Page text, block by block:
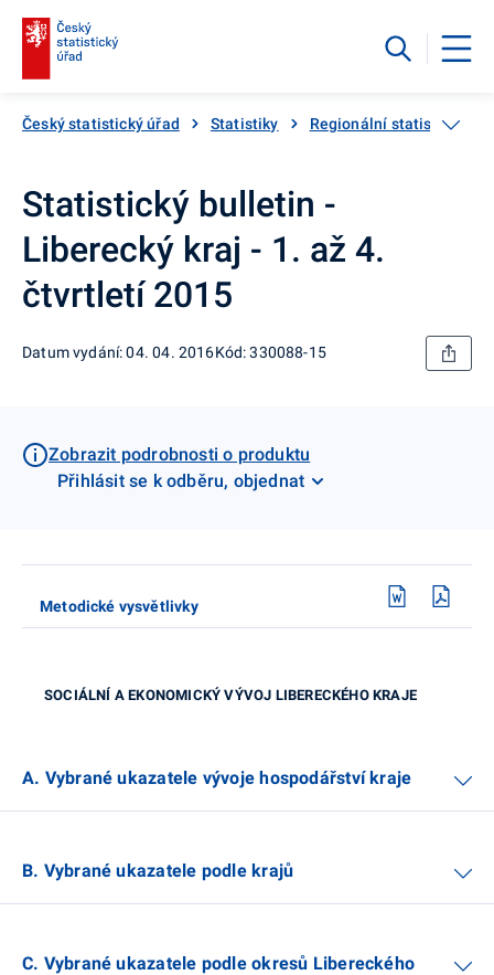
Český statistický úřad Statistiky Regionální statistiky
Statistický bulletin -
Liberecký kraj - 1. až 4.
čtvrtletí 2015
Datum vydání: 04. 04. 2016Kód: 330088-15
Zobrazit podrobnosti o produktu
Přihlásit se k odběru, objednat
Metodické vysvětlivky
SOCIÁLNÍ A EKONOMICKÝ VÝVOJ LIBERECKÉHO KRAJE
A. Vybrané ukazatele vývoje hospodářství kraje
B. Vybrané ukazatele podle krajů
C. Vybrané ukazatele podle okresů Libereckého